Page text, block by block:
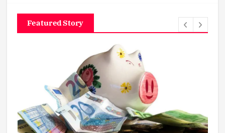
Featured Story